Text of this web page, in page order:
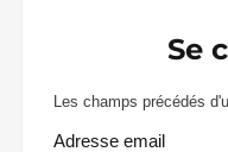
Se
Les champs précédés
Adresse email